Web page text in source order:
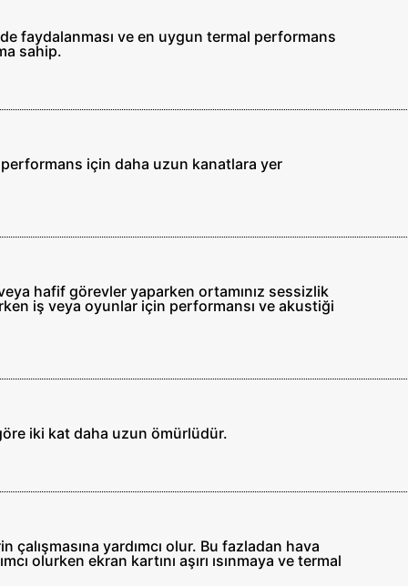
faydalanması ve en uygun termal performans
sahip.
için daha uzun kanatlara yer
hafif görevler yaparken ortamınız sessizlik
iş veya oyunlar için performansı ve akustiği
iki kat daha uzun ömürlüdür.
çalışmasına yardımcı olur. Bu fazladan hava
olurken ekran kartını aşırı ısınmaya ve termal